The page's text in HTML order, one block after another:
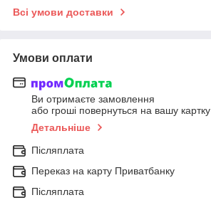
Всі умови доставки
Умови оплати
Ви отримаєте замовлення
або гроші повернуться на вашу картку
Детальніше
Післяплата
Переказ на карту Приватбанку
Післяплата